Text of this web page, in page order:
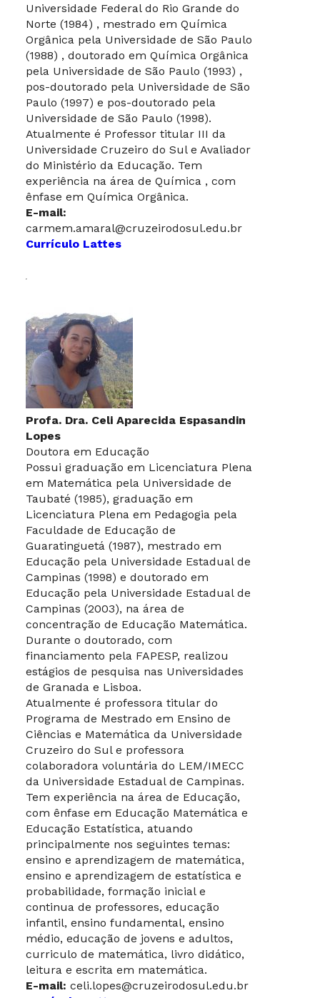
Universidade Federal do Rio Grande do
Norte (1984) , mestrado em Química
Orgânica pela Universidade de São Paulo
(1988) , doutorado em Química Orgânica
pela Universidade de São Paulo (1993) ,
pos-doutorado pela Universidade de São
Paulo (1997) e pos-doutorado pela
Universidade de São Paulo (1998).
Atualmente é Professor titular III da
Universidade Cruzeiro do Sul e Avaliador
do Ministério da Educação. Tem
experiência na área de Química , com
ênfase em Química Orgânica.
E-mail:
carmem.amaral@cruzeirodosul.edu.br
Currículo Lattes
Profa. Dra. Celi Aparecida Espasandin
Lopes
Doutora em Educação
Possui graduação em Licenciatura Plena
em Matemática pela Universidade de
Taubaté (1985), graduação em
Licenciatura Plena em Pedagogia pela
Faculdade de Educação de
Guaratinguetá (1987), mestrado em
Educação pela Universidade Estadual de
Campinas (1998) e doutorado em
Educação pela Universidade Estadual de
Campinas (2003), na área de
concentração de Educação Matemática.
Durante o doutorado, com
financiamento pela FAPESP, realizou
estágios de pesquisa nas Universidades
de Granada e Lisboa.
Atualmente é professora titular do
Programa de Mestrado em Ensino de
Ciências e Matemática da Universidade
Cruzeiro do Sul e professora
colaboradora voluntária do LEM/IMECC
da Universidade Estadual de Campinas.
Tem experiência na área de Educação,
com ênfase em Educação Matemática e
Educação Estatística, atuando
principalmente nos seguintes temas:
ensino e aprendizagem de matemática,
ensino e aprendizagem de estatística e
probabilidade, formação inicial e
continua de professores, educação
infantil, ensino fundamental, ensino
médio, educação de jovens e adultos,
curriculo de matemática, livro didático,
leitura e escrita em matemática.
E-mail: celi.lopes@cruzeirodosul.edu.br